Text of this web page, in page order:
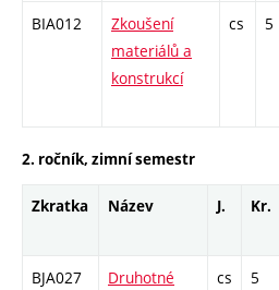
BIA012
Zkoušení
materiálů a
konstrukcí
cs 5
2. ročník, zimní semestr
Zkratka Název J. Kr.
BJA027
Druhotné
cs 5